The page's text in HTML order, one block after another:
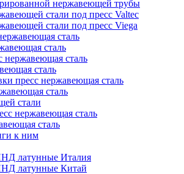
нержавеющей трубы
стали под пресс Valtec
стали под пресс Viega
сталь
сталь
нержавеющая сталь
сталь
пресс нержавеющая сталь
сталь
стали
нержавеющая сталь
сталь
к ним
латунные Италия
латунные Китай